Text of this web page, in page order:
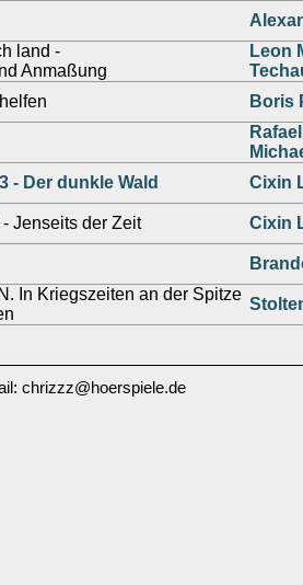
land -
Anmaßung
Leon
Boris
- Der dunkle Wald
Cixin
Jenseits der Zeit Cixin
In Kriegszeiten an der Spitze
chrizzz@hoerspiele.de